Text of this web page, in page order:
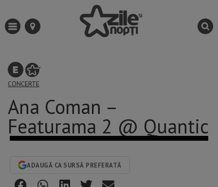
CONCERTE
Ana Coman –
Featurama 2 @ Quantic
ADAUGĂ CA SURSĂ PREFERATĂ